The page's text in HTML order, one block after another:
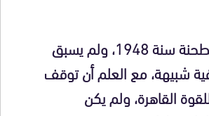
ولم يسبق
شبيهة، مع العلم أن توقف
القاهرة، ولم يكن